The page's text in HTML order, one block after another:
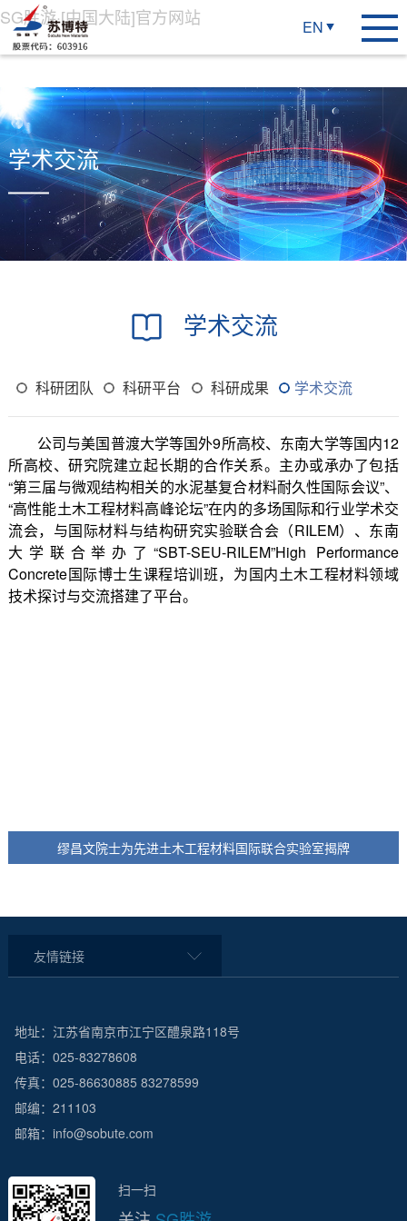
SG胜游·[中国大陆]官方网站 EN
学术交流
学术交流
科研团队 科研平台 科研成果 学术交流
公司与美国普渡大学等国外9所高校、东南大学等国内12
所高校、研究院建立起长期的合作关系。主办或承办了包括
“第三届与微观结构相关的水泥基复合材料耐久性国际会议”、
“高性能土木工程材料高峰论坛”在内的多场国际和行业学术交
流会，与国际材料与结构研究实验联合会（RILEM）、东南
大学联合举办了“SBT-SEU-RILEM”High Performance
Concrete国际博士生课程培训班，为国内土木工程材料领域
技术探讨与交流搭建了平台。
缪昌文院士为先进土木工程材料国际联合实验室揭牌
友情链接
地址：江苏省南京市江宁区醴泉路118号
电话：025-83278608
传真：025-86630885 83278599
邮编：211103
邮箱：info@sobute.com
扫一扫